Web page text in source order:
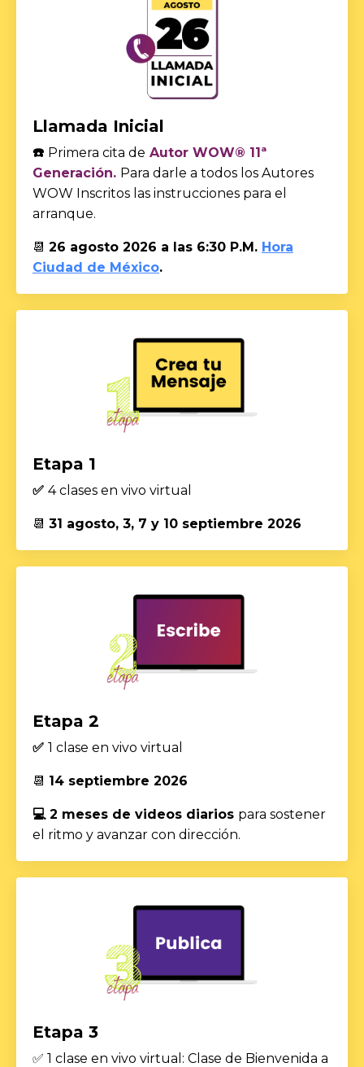
Llamada Inicial
☎️ Primera cita de Autor WOW® 11ª
Generación. Para darle a todos los Autores
WOW Inscritos las instrucciones para el
arranque.
📆 26 agosto 2026 a las 6:30 P.M. Hora
Ciudad de México.
Etapa 1
✅ 4 clases en vivo virtual
📆 31 agosto, 3, 7 y 10 septiembre 2026
Etapa 2
✅ 1 clase en vivo virtual
📆 14 septiembre 2026
💻 2 meses de videos diarios para sostener
el ritmo y avanzar con dirección.
Etapa 3
✅ 1 clase en vivo virtual: Clase de Bienvenida a